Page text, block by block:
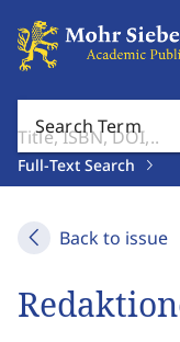
Search Term
Full-Text Search
Back to issue